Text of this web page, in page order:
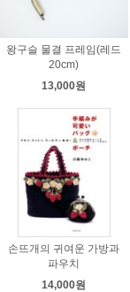
왕구슬 물결 프레임(레드
20cm)
13,000원
손뜨개의 귀여운 가방과
파우치
14,000원